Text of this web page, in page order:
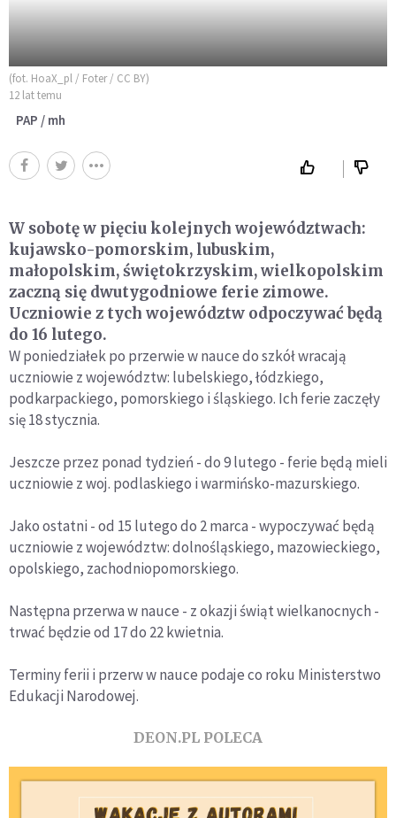
(fot. HoaX_pl / Foter / CC BY)
12 lat temu
PAP / mh
W sobotę w pięciu kolejnych województwach:
kujawsko-pomorskim, lubuskim,
małopolskim, świętokrzyskim, wielkopolskim
zaczną się dwutygodniowe ferie zimowe.
Uczniowie z tych województw odpoczywać będą
do 16 lutego.
W poniedziałek po przerwie w nauce do szkół wracają
uczniowie z województw: lubelskiego, łódzkiego,
podkarpackiego, pomorskiego i śląskiego. Ich ferie zaczęły
się 18 stycznia.
Jeszcze przez ponad tydzień - do 9 lutego - ferie będą mieli
uczniowie z woj. podlaskiego i warmińsko-mazurskiego.
Jako ostatni - od 15 lutego do 2 marca - wypoczywać będą
uczniowie z województw: dolnośląskiego, mazowieckiego,
opolskiego, zachodniopomorskiego.
Następna przerwa w nauce - z okazji świąt wielkanocnych -
trwać będzie od 17 do 22 kwietnia.
Terminy ferii i przerw w nauce podaje co roku Ministerstwo
Edukacji Narodowej.
DEON.PL POLECA